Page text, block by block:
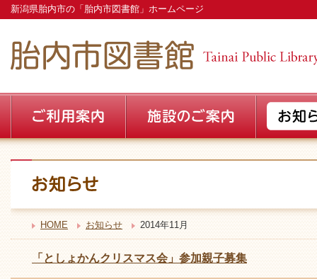
新潟県胎内市の「胎内市図書館」ホームページ
HOME お知らせ 2014年11月
「としょかんクリスマス会」参加親子募集